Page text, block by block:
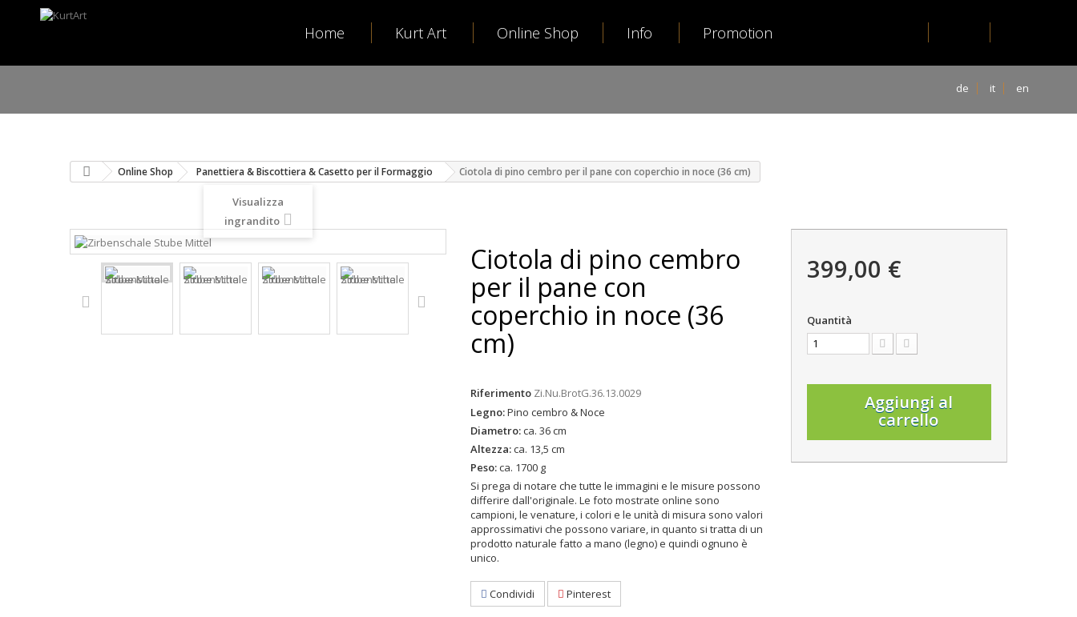
de it en
Home Kurt Art Online Shop Info Promotion
Online Shop Panettiera & Biscottiera & Casetto per il Formaggio Ciotola di pino cembro per il pane con coperchio in noce (36 cm)
Visualizza
ingrandito
Ciotola di pino cembro
per il pane con
coperchio in noce (36
cm)
Riferimento Zi.Nu.BrotG.36.13.0029
Legno:Pino cembro & Noce
Diametro:ca. 36 cm
Altezza:ca. 13,5 cm
Peso:ca. 1700 g
Si prega di notare che tutte le immagini e le misure possono
differire dall'originale. Le foto mostrate online sono
campioni, le venature, i colori e le unità di misura sono valori
approssimativi che possono variare, in quanto si tratta di un
prodotto naturale fatto a mano (legno) e quindi ognuno è
unico.
Condividi Pinterest
399,00 €
Quantità
Aggiungi al
carrello